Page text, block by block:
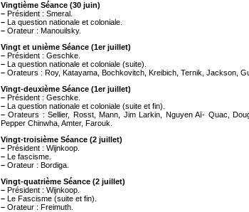
Vingtième Séance (30 juin)
– Président : Smeral.
– La question nationale et coloniale.
– Orateur : Manouilsky.
Vingt et unième Séance (1er juillet)
– Président : Geschke.
– La question nationale et coloniale (suite).
– Orateurs : Roy, Katayama, Bochkovitch, Kreibich, Ternik, Jackson,
Vingt-deuxième Séance (1er juillet)
– Président : Geschke.
– La question nationale et coloniale (suite et fin).
– Orateurs : Sellier, Rosst, Mann, Jim Larkin, Nguyen Aï- Quac,
Pepper Chinwha, Amter, Farouk.
Vingt-troisième Séance (2 juillet)
– Président : Wijnkoop.
– Le fascisme.
– Orateur : Bordiga.
Vingt-quatrième Séance (2 juillet)
– Président : Wijnkoop.
– Le Fascisme (suite et fin).
– Orateur : Freimuth.